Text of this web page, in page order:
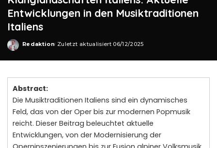
Entwicklungen in den Musiktraditionen
Italiens
Posted
Redaktion Zuletzt aktualisiert 06/12/2025
Abstract:
Die Musiktraditionen Italiens sind ein dynamisches
Feld, das von der Oper bis zur modernen Popmusik
reicht. Dieser Beitrag beleuchtet aktuelle
Entwicklungen, von der Modernisierung der